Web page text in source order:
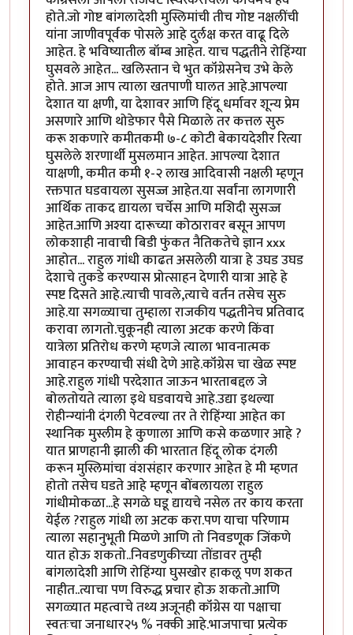
होते.जो गोष्ट बांगलादेशी मुस्लिमांची तीच गोष्ट नक्षलींची
यांना जाणीवपूर्वक पोसले आहे दुर्लक्ष करत वाढू दिले
आहेत. हे भविष्यातील बॉम्ब आहेत. याच पद्धतीने रोहिंग्या
घुसवले आहेत... खलिस्तान चे भुत कॉंग्रेसनेच उभे केले
होते. आज आप त्याला खतपाणी घालत आहे.आपल्या
देशात या क्षणी, या देशावर आणि हिंदू धर्मावर शून्य प्रेम
असणारे आणि थोडेफार पैसे मिळाले तर कत्तल सुरु
करू शकणारे कमीतकमी ७-८ कोटी बेकायदेशीर रित्या
घुसलेले शरणार्थी मुसलमान आहेत. आपल्या देशात
याक्षणी, कमीत कमी १-२ लाख आदिवासी नक्षली म्हणून
रक्तपात घडवायला सुसज्ज आहेत.या सर्वांना लागणारी
आर्थिक ताकद द्यायला चर्चेस आणि मशिदी सुसज्ज
आहेत.आणि अश्या दारूच्या कोठारावर बसून आपण
लोकशाही नावाची बिडी फुंकत नैतिकतेचे ज्ञान xxx
आहोत... राहुल गांधी काढत असलेली यात्रा हे उघड उघड
देशाचे तुकडे करण्यास प्रोत्साहन देणारी यात्रा आहे हे
स्पष्ट दिसते आहे.त्याची पावले,त्याचे वर्तन तसेच सुरु
आहे.या सगळ्याचा तुम्हाला राजकीय पद्धतीनेच प्रतिवाद
करावा लागतो.चुकूनही त्याला अटक करणे किंवा
यात्रेला प्रतिरोध करणे म्हणजे त्याला भावनात्मक
आवाहन करण्याची संधी देणे आहे.कॉंग्रेस चा खेळ स्पष्ट
आहे.राहुल गांधी परदेशात जाऊन भारताबद्दल जे
बोलतोयते त्याला इथे घडवायचे आहे.उद्या इथल्या
रोहीन्ग्यांनी दंगली पेटवल्या तर ते रोहिंग्या आहेत का
स्थानिक मुस्लीम हे कुणाला आणि कसे कळणार आहे ?
यात प्राणहानी झाली की भारतात हिंदू लोक दंगली
करून मुस्लिमांचा वंशसंहार करणार आहेत हे मी म्हणत
होतो तसेच घडते आहे म्हणून बोंबलायला राहुल
गांधीमोकळा...हे सगळे घडू द्यायचे नसेल तर काय करता
येईल ?राहुल गांधी ला अटक करा.पण याचा परिणाम
त्याला सहानुभूती मिळणे आणि तो निवडणूक जिंकणे
यात होऊ शकतो..निवडणुकीच्या तोंडावर तुम्ही
बांगलादेशी आणि रोहिंग्या घुसखोर हाकलू पण शकत
नाहीत..त्याचा पण विरुद्ध प्रचार होऊ शकतो.आणि
सगळ्यात महत्वाचे तथ्य अजूनही कॉंग्रेस या पक्षाचा
स्वतःचा जनाधार२५ % नक्की आहे.भाजपाचा प्रत्येक